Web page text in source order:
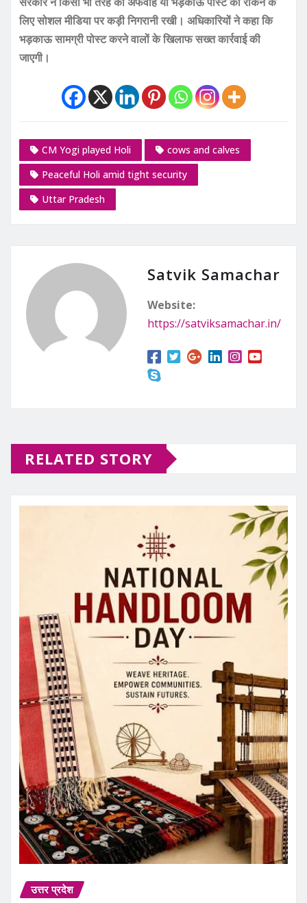
लिए सोशल मीडिया पर कड़ी निगरानी रखी। अधिकारियों ने कहा कि
भड़काऊ सामग्री पोस्ट करने वालों के खिलाफ सख्त कार्रवाई की
जाएगी।
CM Yogi played Holi
cows and calves
Peaceful Holi amid tight security
Uttar Pradesh
Satvik Samachar
Website:
https://satviksamachar.in/
RELATED STORY
उत्तर प्रदेश